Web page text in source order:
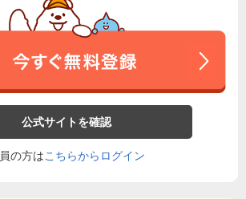
公式サイトを確認
の方はこちらからログイン